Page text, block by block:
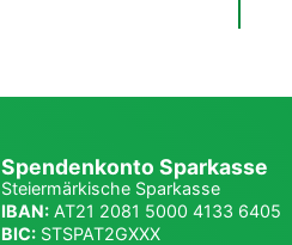
Spendenkonto Sparkasse
Steiermärkische Sparkasse
IBAN:AT21 2081 5000 4133 6405
BIC:STSPAT2GXXX